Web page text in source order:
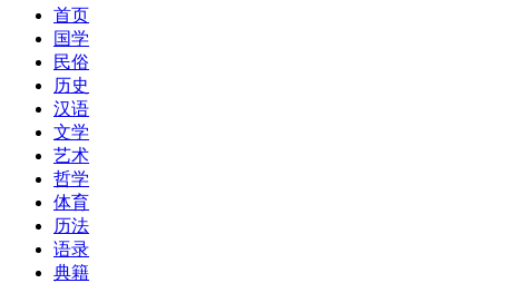
首页
国学
民俗
历史
汉语
文学
艺术
哲学
体育
历法
语录
典籍